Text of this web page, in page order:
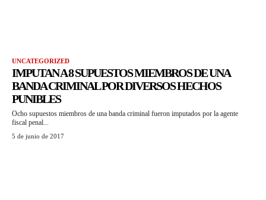
UNCATEGORIZED
IMPUTAN A 8 SUPUESTOS MIEMBROS DE UNA
BANDA CRIMINAL POR DIVERSOS HECHOS
PUNIBLES
Ocho supuestos miembros de una banda criminal fueron imputados por la agente
fiscal penal...
5 de junio de 2017